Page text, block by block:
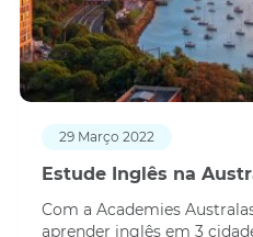
29 Março 2022
Estude Inglês na
Com a Academies
aprender inglês em 3